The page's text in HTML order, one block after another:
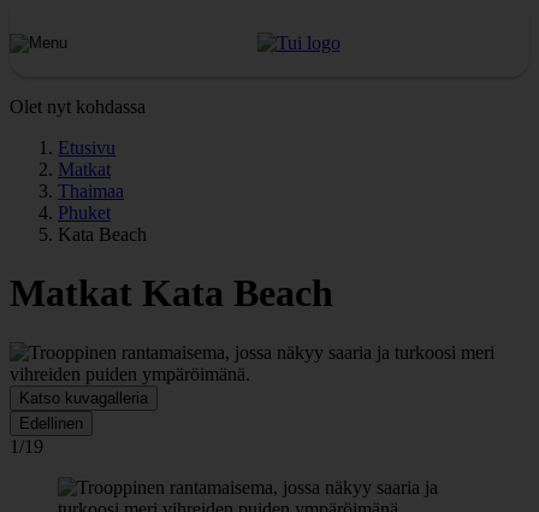
Olet nyt kohdassa
Etusivu
Matkat
Thaimaa
Phuket
Kata Beach
Matkat Kata Beach
Katso kuvagalleria
Edellinen
1/19